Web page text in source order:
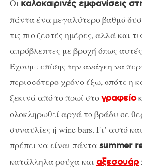
Οι καλοκαιρινές εμφανίσεις
πάντα ένα μεγαλύτερο βαθμό
τις πιο ζεστές ημέρες, αλλά και
απρόβλεπτες με βροχή όπως
Έχουμε επίσης την ανάγκη να
περισσότερο χρόνο έξω, οπότε η
ξεκινά από το πρωί στογραφείο
ολοκληρωθεί αργά το βράδυ σε
συναυλίες ή wine bars. Γι’ αυτό
πρέπει να είναι πάνταsummer
κατάλληλα ρούχα και αξεσουάρ